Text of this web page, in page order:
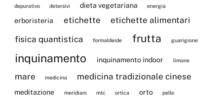
depurativo detersivi dieta vegetariana energia
erboristeria etichette
etichette alimentari
fisica quantistica
formaldeide frutta guarigione
inquinamento inquinamento indoor limone
mare medicina medicina tradizionale cinese
meditazione meridiani mtc ortica orto pelle